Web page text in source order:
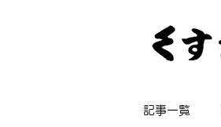
記事一覧